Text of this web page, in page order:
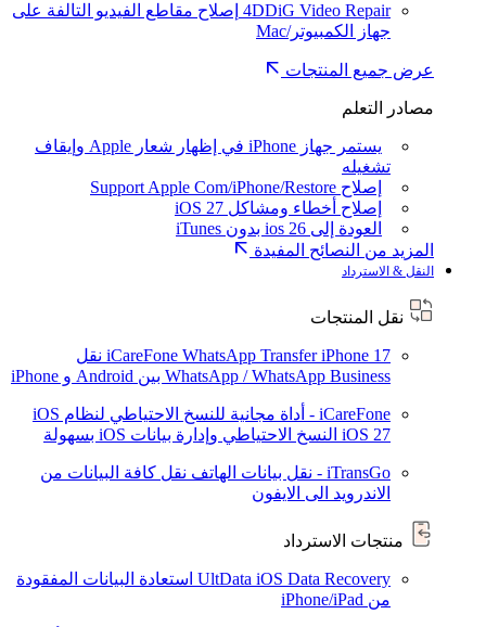
4DDiG Video Repair إصلاح مقاطع الفيديو التالفة على
جهاز الكمبيوتر/Mac
عرض جميع المنتجات
مصادر التعلم
يستمر جهاز iPhone في إظهار شعار Apple وإيقاف
تشغيله
إصلاح Support Apple Com/iPhone/Restore
إصلاح أخطاء ومشاكل iOS 27
العودة إلى ios 26 بدون iTunes
المزيد من النصائح المفيدة
النقل & الاسترداد
نقل المنتجات
iCareFone WhatsApp TransferiPhone 17
نقل
WhatsApp / WhatsApp Business بين Android و iPhone
iCareFone - أداة مجانية للنسخ الاحتياطي لنظام iOS
iOS 27 النسخ الاحتياطي وإدارة بيانات iOS بسهولة
iTransGo - نقل بيانات الهاتف
نقل كافة البيانات من
الاندرويد الى الايفون
منتجات الاسترداد
UltData iOS Data Recovery استعادة البيانات المفقودة
من iPhone/iPad